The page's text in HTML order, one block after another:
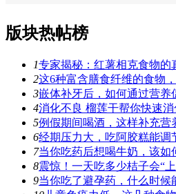
版块热帖榜
1专家揭秘：红薯相克食物的
2这6种富含膳食纤维的食物
3嵌体补牙后，如何通过营养
4消化不良 榴莲干帮你快速消
5例假期间喝酒，这样补充营
6经期压力大，吃阿胶糕能调
7当你吃药后想喝牛奶，该如
8震惊！一天吃多少桔子会“
9当你吃了避孕药，什么时候